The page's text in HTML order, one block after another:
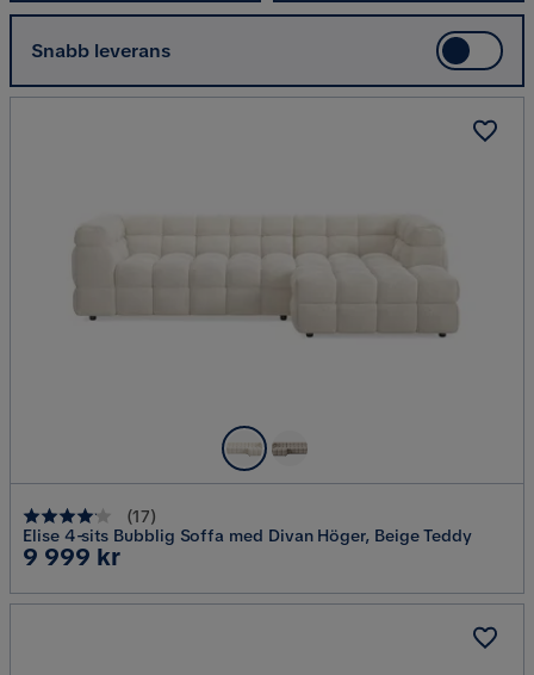
Snabb leverans
(17)
Elise 4-sits Bubblig Soffa med Divan Höger, Beige Teddy
Pris
9 999 kr